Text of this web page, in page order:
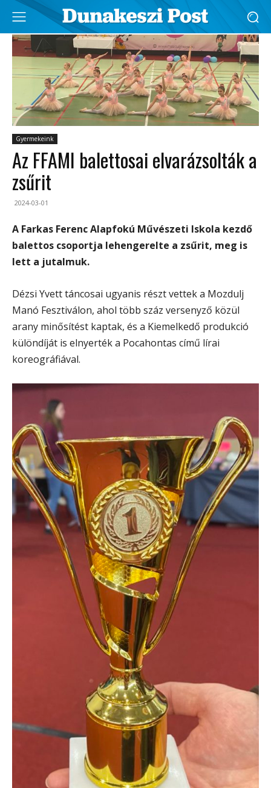
Gyermekeink
Az FFAMI balettosai elvarázsolták a
zsűrit
2024-03-01
A Farkas Ferenc Alapfokú Művészeti Iskola kezdő
balettos csoportja lehengerelte a zsűrit, meg is
lett a jutalmuk.
Dézsi Yvett táncosai ugyanis részt vettek a Mozdulj
Manó Fesztiválon, ahol több száz versenyző közül
arany minősítést kaptak, és a Kiemelkedő produkció
különdíját is elnyerték a Pocahontas című lírai
koreográfiával.